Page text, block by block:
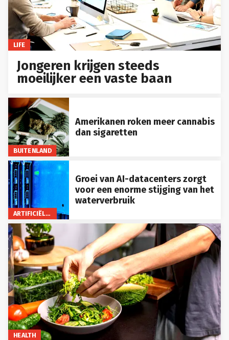
LIFE
Jongeren krijgen steeds
moeilijker een vaste baan
BUITENLAND
Amerikanen roken meer cannabis
dan sigaretten
ARTIFICIËLE INTELLIGENTIE
Groei van AI-datacenters zorgt
voor een enorme stijging van het
waterverbruik
HEALTH